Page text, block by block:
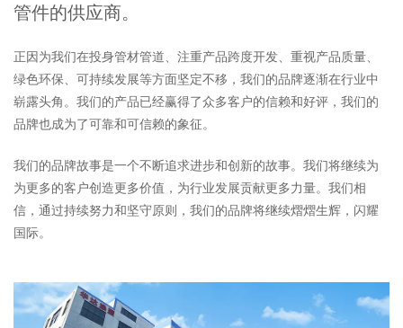
管件的供应商。
正因为我们在投身管材管道、注重产品跨度开发、重视产品质量、
绿色环保、可持续发展等方面坚定不移，我们的品牌逐渐在行业中
崭露头角。我们的产品已经赢得了众多客户的信赖和好评，我们的
品牌也成为了可靠和可信赖的象征。
我们的品牌故事是一个不断追求进步和创新的故事。我们将继续为
为更多的客户创造更多价值，为行业发展贡献更多力量。我们相
信，通过持续努力和坚守原则，我们的品牌将继续熠熠生辉，闪耀
国际。